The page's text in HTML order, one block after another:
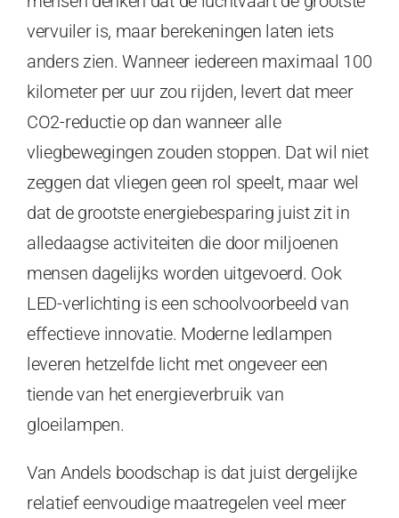
vervuiler is, maar berekeningen laten iets
anders zien. Wanneer iedereen maximaal 100
kilometer per uur zou rijden, levert dat meer
CO2-reductie op dan wanneer alle
vliegbewegingen zouden stoppen. Dat wil niet
zeggen dat vliegen geen rol speelt, maar wel
dat de grootste energiebesparing juist zit in
alledaagse activiteiten die door miljoenen
mensen dagelijks worden uitgevoerd. Ook
LED-verlichting is een schoolvoorbeeld van
effectieve innovatie. Moderne ledlampen
leveren hetzelfde licht met ongeveer een
tiende van het energieverbruik van
gloeilampen.
Van Andels boodschap is dat juist dergelijke
relatief eenvoudige maatregelen veel meer